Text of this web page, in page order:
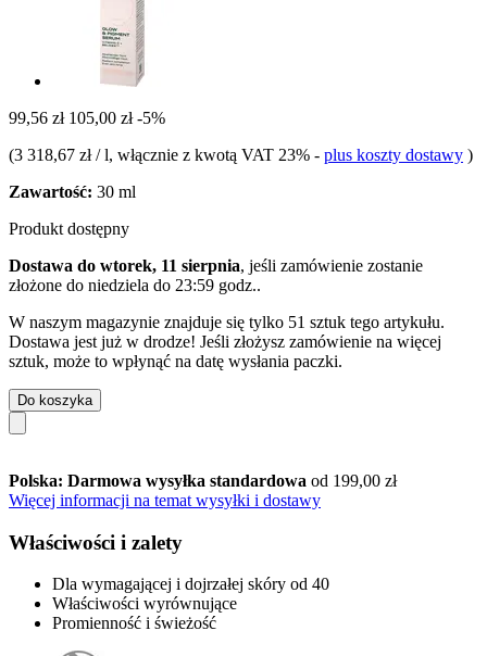
99,56 zł 105,00 zł -5%
(3 318,67 zł / l, włącznie z kwotą VAT 23% - plus koszty dostawy )
Zawartość: 30 ml
Produkt dostępny
Dostawa do wtorek, 11 sierpnia, jeśli zamówienie zostanie
złożone do niedziela do 23:59 godz..
W naszym magazynie znajduje się tylko 51 sztuk tego artykułu.
Dostawa jest już w drodze! Jeśli złożysz zamówienie na więcej
sztuk, może to wpłynąć na datę wysłania paczki.
Do koszyka
Polska: Darmowa wysyłka standardowa od 199,00 zł
Więcej informacji na temat wysyłki i dostawy
Właściwości i zalety
Dla wymagającej i dojrzałej skóry od 40
Właściwości wyrównujące
Promienność i świeżość